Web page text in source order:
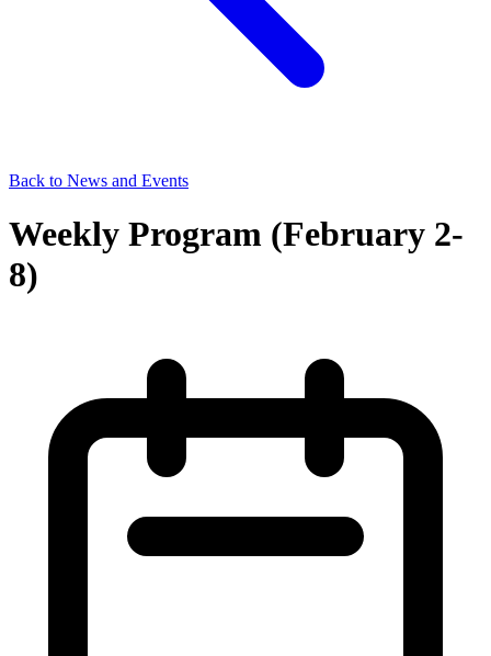
Back to News and Events
Weekly Program (February 2-
8)